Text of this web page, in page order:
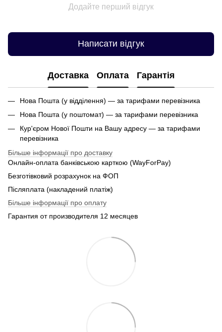
Додайте перший відгук
Написати відгук
Доставка Оплата Гарантія
Нова Пошта (у відділення) — за тарифами перевізника
Нова Пошта (у поштомат) — за тарифами перевізника
Кур'єром Нової Пошти на Вашу адресу — за тарифами
перевізника
Більше інформації про доставку
Онлайн-оплата банківською карткою (WayForPay)
Безготівковий розрахунок на ФОП
Післяплата (накладений платіж)
Більше інформації про оплату
Гарантия от производителя 12 месяцев